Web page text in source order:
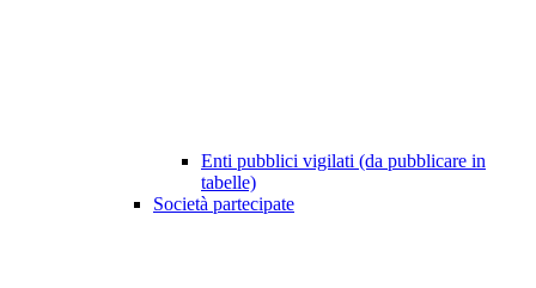
Enti pubblici vigilati (da pubblicare in
tabelle)
Società partecipate